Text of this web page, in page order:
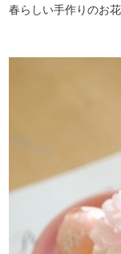
春らしい手作りのお